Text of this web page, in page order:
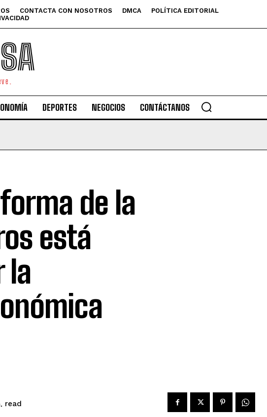
CONTACTA CON NOSOTROS DMCA
POLÍTICA EDITORIAL
DEPORTES NEGOCIOS CONTÁCTANOS
de la
está
la
read